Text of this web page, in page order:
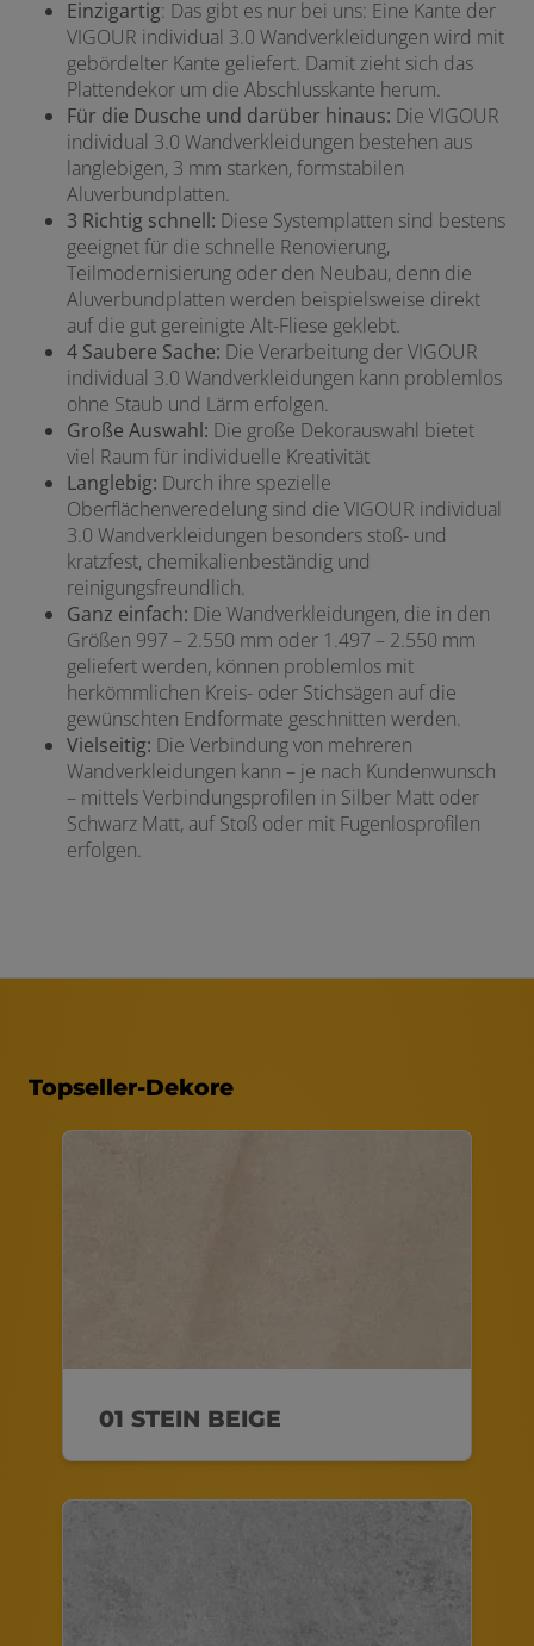
Einzigartig: Das gibt es nur bei uns: Eine Kante der
VIGOUR individual 3.0 Wandverkleidungen wird mit
gebördelter Kante geliefert. Damit zieht sich das
Plattendekor um die Abschlusskante herum.
Für die Dusche und darüber hinaus: Die VIGOUR
individual 3.0 Wandverkleidungen bestehen aus
langlebigen, 3 mm starken, formstabilen
Aluverbundplatten.
3 Richtig schnell: Diese Systemplatten sind bestens
geeignet für die schnelle Renovierung,
Teilmodernisierung oder den Neubau, denn die
Aluverbundplatten werden beispielsweise direkt
auf die gut gereinigte Alt-Fliese geklebt.
4 Saubere Sache: Die Verarbeitung der VIGOUR
individual 3.0 Wandverkleidungen kann problemlos
ohne Staub und Lärm erfolgen.
Große Auswahl: Die große Dekorauswahl bietet
viel Raum für individuelle Kreativität
Langlebig: Durch ihre spezielle
Oberflächenveredelung sind die VIGOUR individual
3.0 Wandverkleidungen besonders stoß- und
kratzfest, chemikalienbeständig und
reinigungsfreundlich.
Ganz einfach: Die Wandverkleidungen, die in den
Größen 997 – 2.550 mm oder 1.497 – 2.550 mm
geliefert werden, können problemlos mit
herkömmlichen Kreis- oder Stichsägen auf die
gewünschten Endformate geschnitten werden.
Vielseitig: Die Verbindung von mehreren
Wandverkleidungen kann – je nach Kundenwunsch
– mittels Verbindungsprofilen in Silber Matt oder
Schwarz Matt, auf Stoß oder mit Fugenlosprofilen
erfolgen.
Topseller-Dekore
01 STEIN BEIGE